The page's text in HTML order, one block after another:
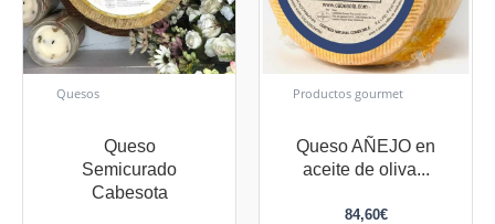
Quesos
Queso
Semicurado
Cabesota
Productos gourmet
Queso AÑEJO en
aceite de oliva...
84,60€